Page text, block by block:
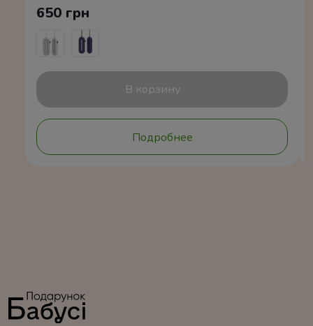
650 грн
В корзину
Подробнее